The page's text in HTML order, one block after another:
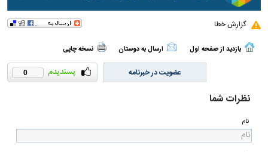
گزارش خطا
بازدید از صفحه اول ارسال به دوستان نسخه چاپی
0 عضویت در خبرنامه
نظرات شما
نام